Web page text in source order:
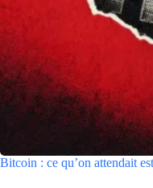
Bitcoin : ce qu’on attendait